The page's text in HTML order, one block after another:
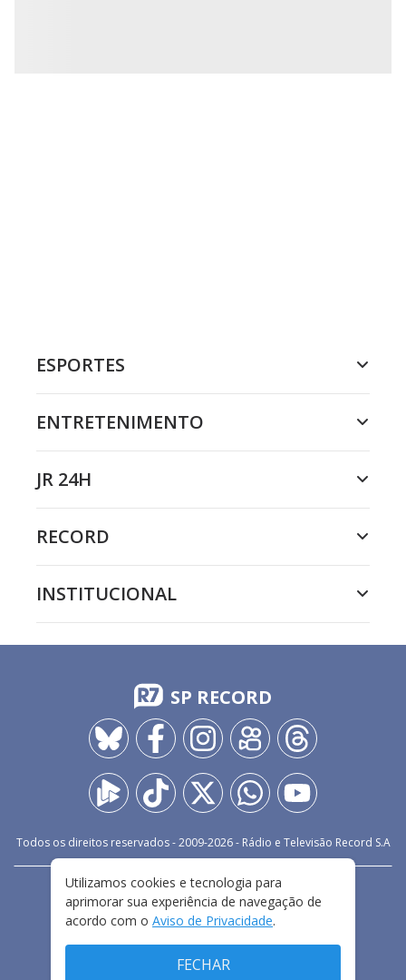
ESPORTES
ENTRETENIMENTO
JR 24H
RECORD
INSTITUCIONAL
SP RECORD
Todos os direitos reservados - 2009-2026- Rádio e Televisão Record S.A
FALE CONOSCO
PRIVACIDADE
TERMOS E CONDIÇÕES DE USO
Utilizamos cookies e tecnologia para
aprimorar sua experiência de navegação de
acordo com o Aviso de Privacidade.
FECHAR